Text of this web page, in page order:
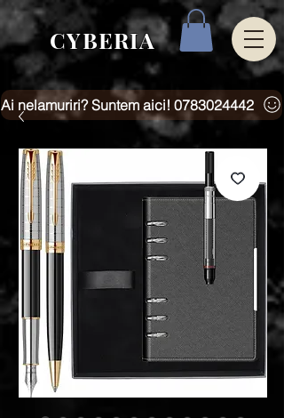
CYBERIA
Ai nelamuriri? Suntem aici! 0783024442